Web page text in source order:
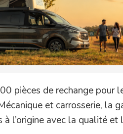
pièces de rechange pour
et carrosserie, la
à l’origine avec la qualité